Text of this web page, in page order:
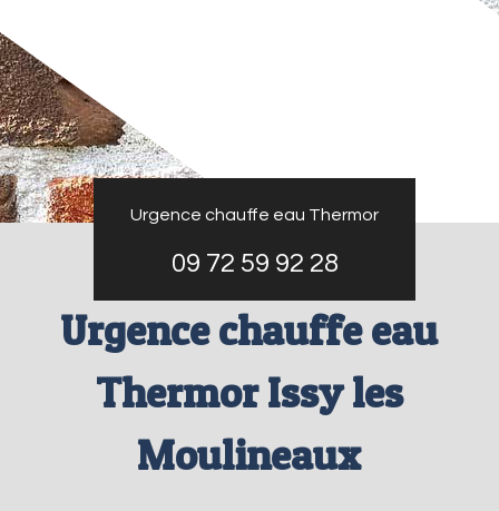
Urgence chauffe eau Thermor
09 72 59 92 28
Urgence chauffe eau
Thermor Issy les
Moulineaux